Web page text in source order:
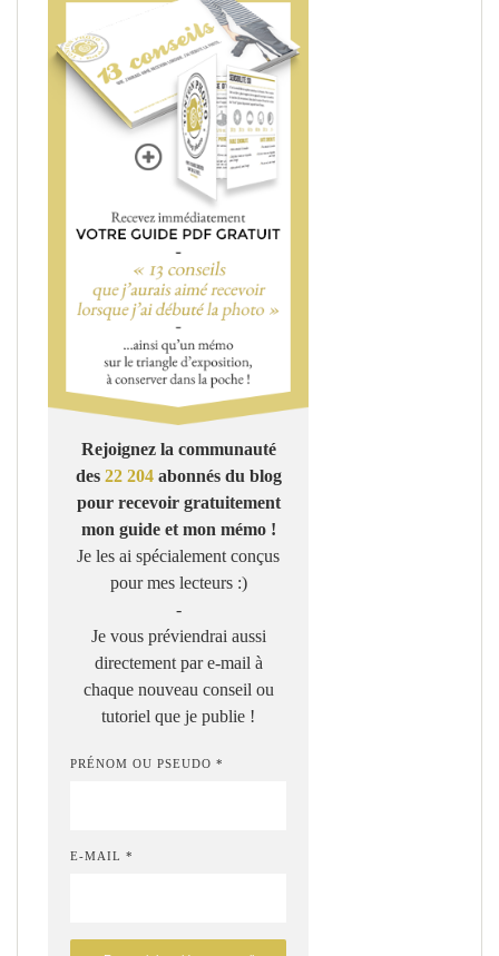
Rejoignez la communauté
des 22 204abonnés du blog
pour recevoir gratuitement
mon guide et mon mémo !
Je les ai spécialement conçus
pour mes lecteurs :)
-
Je vous préviendrai aussi
directement par e-mail à
chaque nouveau conseil ou
tutoriel que je publie !
PRÉNOM OU PSEUDO *
E-MAIL *